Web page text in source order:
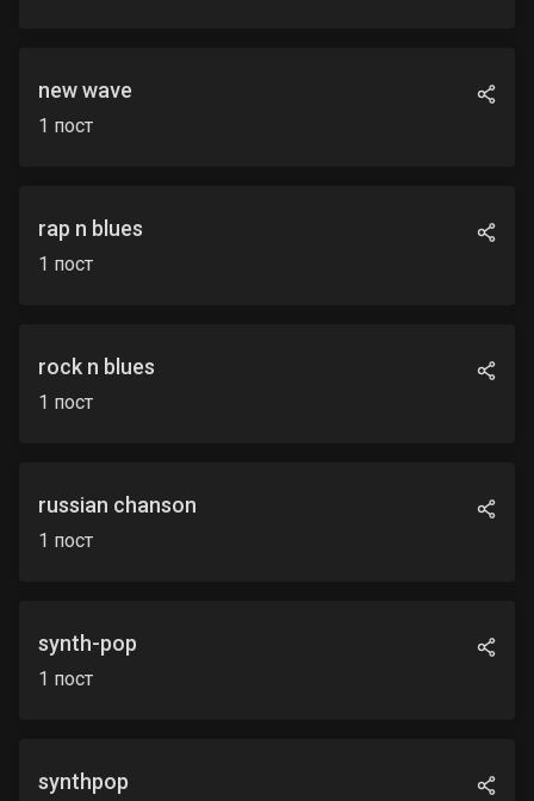
new wave
1 пост
rap n blues
1 пост
rock n blues
1 пост
russian chanson
1 пост
synth-pop
1 пост
synthpop